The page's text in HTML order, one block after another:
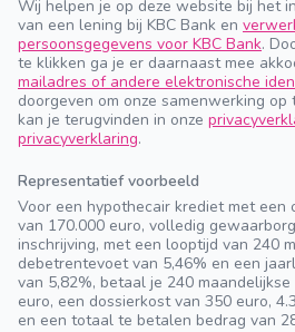
Wij helpen je op deze website bij het
van een lening bij KBC Bank en
persoonsgegevens voor KBC Bank.
te klikken ga je er daarnaast mee
mailadres of andere elektronische
doorgeven om onze samenwerking
kan je terugvinden in onze
privacyverklaring.
Representatief voorbeeld
Voor een hypothecair krediet met een
van 170.000 euro, volledig
inschrijving, met een looptijd van 240
debetrentevoet van 5,46% en een
van 5,82%, betaal je 240
euro, een dossierkost van 350 euro,
en een totaal te betalen bedrag van